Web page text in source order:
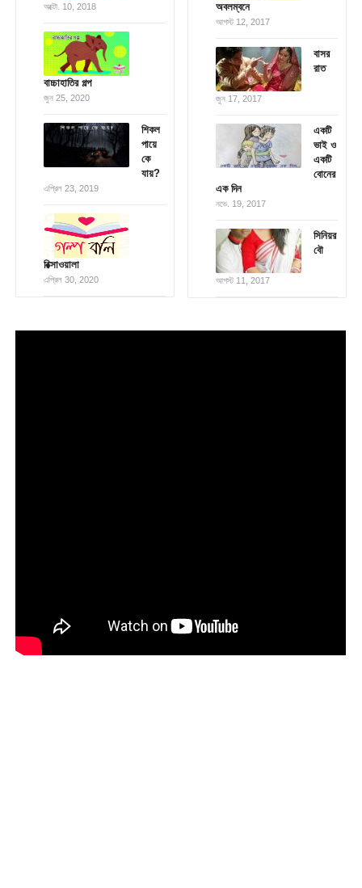
অক্টো. 10, 2018
বাচ্চাহাতির গল্প
জুন 25, 2020
শিকল
পায়ে
কে
যায়?
এপ্রিল 23, 2019
রিক্সাওয়ালা
এপ্রিল 30, 2020
অবলম্বনে
আগস্ট 12, 2017
বাসর
রাত
জুন 17, 2017
একটি
ভাই ও
একটি
বোনের
এক দিন
নভে. 19, 2017
সিনিয়র
বৌ
আগস্ট 11, 2017